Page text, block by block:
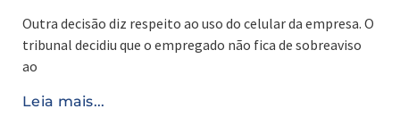
Outra decisão diz respeito ao uso do celular da empresa. O
tribunal decidiu que o empregado não fica de sobreaviso
ao
Leia mais...